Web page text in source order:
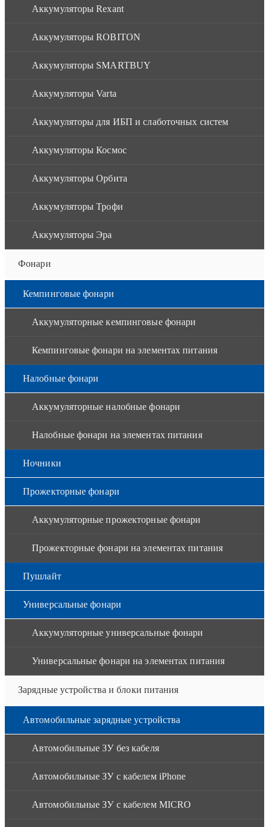
Аккумуляторы Rexant
Аккумуляторы ROBITON
Аккумуляторы SMARTBUY
Аккумуляторы Varta
Аккумуляторы для ИБП и слаботочных систем
Аккумуляторы Космос
Аккумуляторы Орбита
Аккумуляторы Трофи
Аккумуляторы Эра
Фонари
Кемпинговые фонари
Аккумуляторные кемпинговые фонари
Кемпинговые фонари на элементах питания
Налобные фонари
Аккумуляторные налобные фонари
Налобные фонари на элементах питания
Ночники
Прожекторные фонари
Аккумуляторные прожекторные фонари
Прожекторные фонари на элементах питания
Пушлайт
Универсальные фонари
Аккумуляторные универсальные фонари
Универсальные фонари на элементах питания
Зарядные устройства и блоки питания
Автомобильные зарядные устройства
Автомобильные ЗУ без кабеля
Автомобильные ЗУ с кабелем iPhone
Автомобильные ЗУ с кабелем MICRO